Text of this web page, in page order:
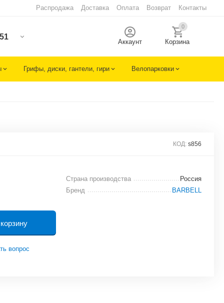
Распродажа Доставка Оплата Возврат Контакты
Аккаунт
0
Корзина
Грифы, диски, гантели, гири Велопарковки
КОД: s856
вопрос
Страна производства
Россия
Бренд
BARBELL